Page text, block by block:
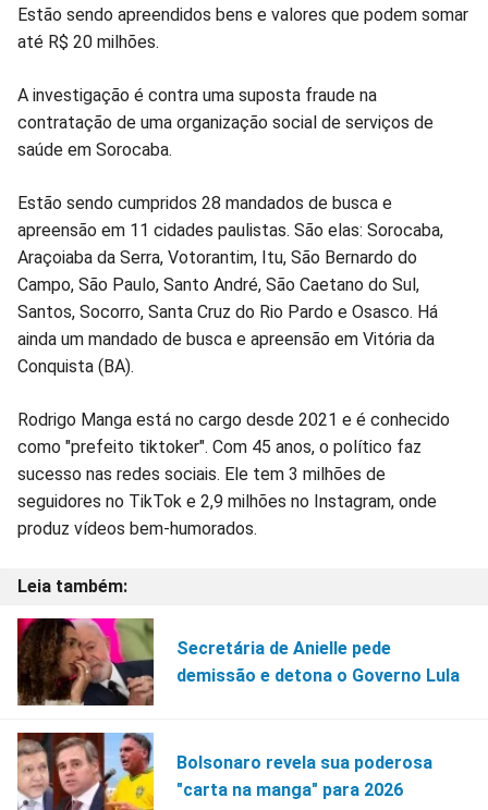
Estão sendo apreendidos bens e valores que podem somar
até R$ 20 milhões.
A investigação é contra uma suposta fraude na
contratação de uma organização social de serviços de
saúde em Sorocaba.
Estão sendo cumpridos 28 mandados de busca e
apreensão em 11 cidades paulistas. São elas: Sorocaba,
Araçoiaba da Serra, Votorantim, Itu, São Bernardo do
Campo, São Paulo, Santo André, São Caetano do Sul,
Santos, Socorro, Santa Cruz do Rio Pardo e Osasco. Há
ainda um mandado de busca e apreensão em Vitória da
Conquista (BA).
Rodrigo Manga está no cargo desde 2021 e é conhecido
como "prefeito tiktoker". Com 45 anos, o político faz
sucesso nas redes sociais. Ele tem 3 milhões de
seguidores no TikTok e 2,9 milhões no Instagram, onde
produz vídeos bem-humorados.
Secretária de Anielle pede
demissão e detona o Governo Lula
Bolsonaro revela sua poderosa
"carta na manga" para 2026